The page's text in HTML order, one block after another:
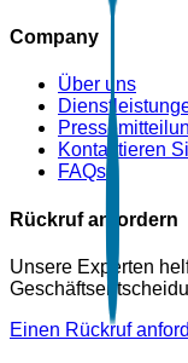
Company
Über uns
Kontaktieren
FAQs
Rückruf anfordern
Unsere Experten
Einen Rückruf